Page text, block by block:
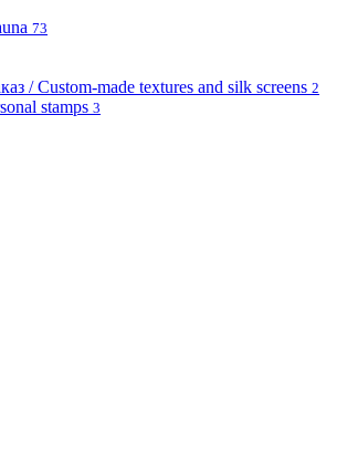
73
/ Custom-made textures and silk screens 2
stamps 3